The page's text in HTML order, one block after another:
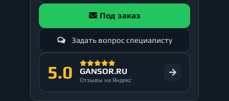
Под заказ
Задать вопрос специалисту
5.0 GANSOR.RU
Отзывы на Яндекс